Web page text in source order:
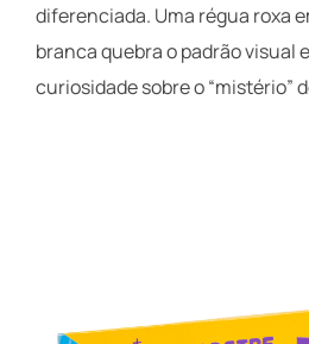
diferenciada. Uma régua roxa
branca quebra o padrão visual
curiosidade sobre o “mistério”